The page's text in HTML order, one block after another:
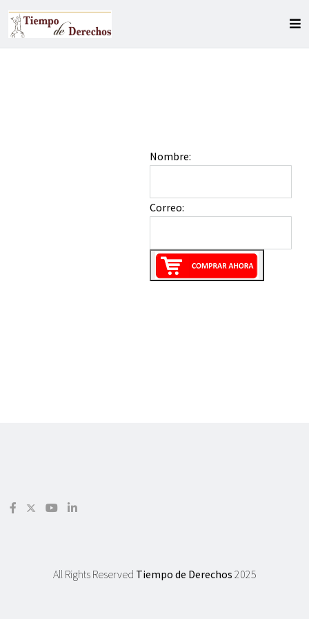
Nombre:
Correo:
All Rights Reserved Tiempo de Derechos 2025